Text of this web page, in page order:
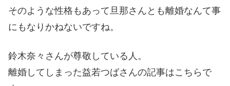
そのような性格もあって旦那さんとも離婚なんて事
にもなりかねないですね。
鈴木奈々さんが尊敬している人。
離婚してしまった益若つばさんの記事はこちらで